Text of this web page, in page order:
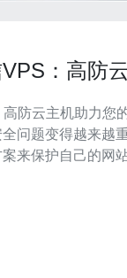
：高防
云主机助力您的网站
问题变得越来越
来保护自己的网